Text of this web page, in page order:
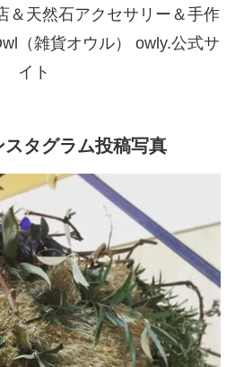
＆天然石アクセサリー＆手作
（雑貨オウル） owly.公式サ
イト
タグラム投稿写真